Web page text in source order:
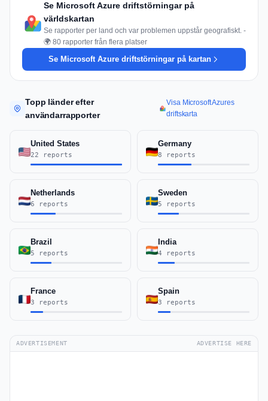
Se Microsoft Azure driftstörningar på
världskartan
Se rapporter per land och var problemen uppstår geografiskt. -
🌍 80 rapporter från flera platser
Se Microsoft Azure driftstörningar på kartan
Topp länder efter
användarrapporter
Visa Microsoft Azures
driftskarta
United States
22 reports
Germany
8 reports
Netherlands
6 reports
Sweden
5 reports
Brazil
5 reports
India
4 reports
France
3 reports
Spain
3 reports
ADVERTISEMENT ADVERTISE HERE